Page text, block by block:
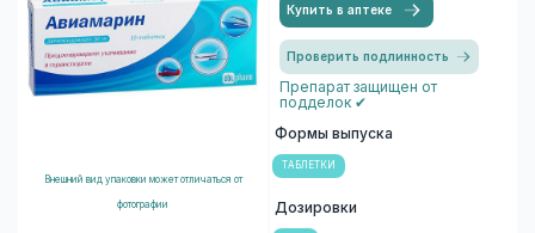
Внешний вид упаковки может отличаться от
фотографии
Купить в аптеке
Проверить подлинность
Препарат защищен от
подделок ✔
Формы выпуска
ТАБЛЕТКИ
Дозировки